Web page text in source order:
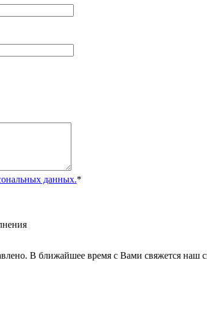
данных.*
В ближайшее время с Вами свяжется наш